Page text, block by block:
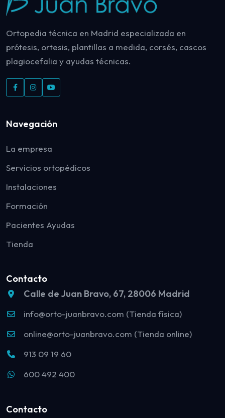
Ortopedia técnica en Madrid especializada en
prótesis, ortesis, plantillas a medida, corsés, cascos
plagiocefalia y ayudas técnicas.
Navegación
La empresa
Servicios ortopédicos
Instalaciones
Formación
Pacientes Ayudas
Tienda
Contacto
Calle de Juan Bravo, 67, 28006 Madrid
info@orto-juanbravo.com (Tienda física)
online@orto-juanbravo.com (Tienda online)
913 09 19 60
600 492 400
Contacto